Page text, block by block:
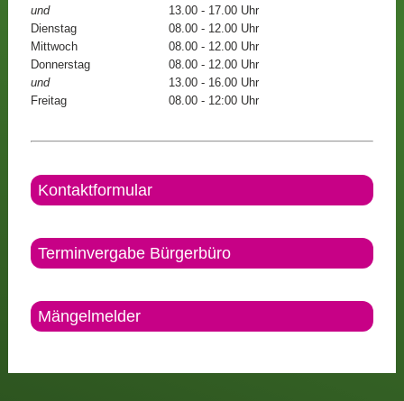
und
13.00 - 17.00 Uhr
Dienstag
08.00 - 12.00 Uhr
Mittwoch
08.00 - 12.00 Uhr
Donnerstag
08.00 - 12.00 Uhr
und
13.00 - 16.00 Uhr
Freitag
08.00 - 12:00 Uhr
Kontaktformular
Terminvergabe Bürgerbüro
Mängelmelder